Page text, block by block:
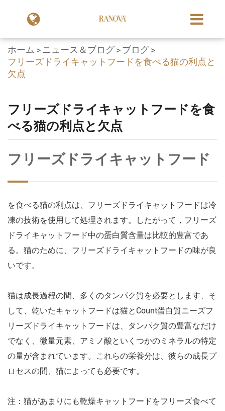
ホーム ニュース＆ブログ
ブログ
フリーズドライキャットフードを食べる猫の利点と
欠点
フリーズドライキャットフードを食
べる猫の利点と欠点
フリーズドライキャットフード
を食べる猫の利点は、フリーズドライキャットフードは冷
凍の技術を使用して処理されます。したがって，フリーズ
ドライキャットフード中の蛋白質含量は比較的豊富であ
る。猫のために、フリーズドライキャットフードの味が良
いです。
猫は成長過程の間、多くのタンパク質を必要とします、そ
して、乾いたキャットフードは猫とCount蛋白質ニーズフ
リーズドライキャットフードは、タンパク質の豊富なだけ
でなく、微量元素、アミノ酸といくつかのミネラルの特定
の量が含まれています。これらの栄養分は、彼らの成長プ
ロセスの間、猫によっても必要です。
注：猫があまりにも乾燥キャットフードをフリーズ食べて